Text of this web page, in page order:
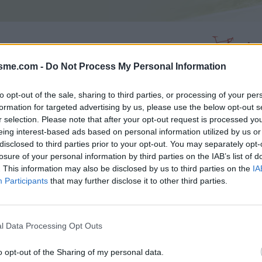
- Do Not Process My Personal Information
opt-out of the sale, sharing to third parties, or processing of your
for targeted advertising by us, please use the below opt-out
selection. Please note that after your opt-out request is processed
interest-based ads based on personal information utilized by us
to third parties prior to your opt-out. You may separately
of your personal information by third parties on the IAB’s list of
This information may also be disclosed by us to third parties on the
Participants that may further disclose it to other third parties.
Data Processing Opt Outs
opt-out of the Sharing of my personal data.
GALERIE PHOTOS 19 À PROXIMITÉ
Carte